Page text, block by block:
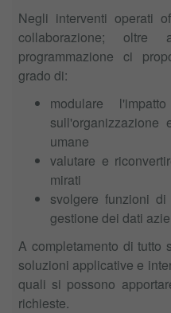
Negli interventi operati
collaborazione;
programmazione ci
grado di:
modulare
sull'organizzazione
umane
valutare e
mirati
svolgere funzioni
gestione dei dati
A completamento di tutto
soluzioni applicative e
quali si possono
richieste.